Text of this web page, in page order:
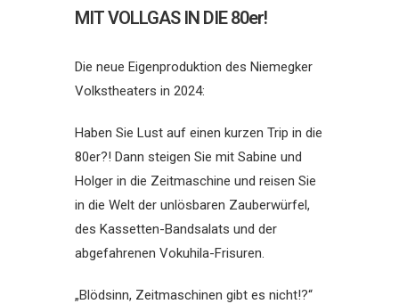
MIT VOLLGAS IN DIE 80er!
Die neue Eigenproduktion des Niemegker
Volkstheaters in 2024:
Haben Sie Lust auf einen kurzen Trip in die
80er?! Dann steigen Sie mit Sabine und
Holger in die Zeitmaschine und reisen Sie
in die Welt der unlösbaren Zauberwürfel,
des Kassetten-Bandsalats und der
abgefahrenen Vokuhila-Frisuren.
„Blödsinn, Zeitmaschinen gibt es nicht!?“